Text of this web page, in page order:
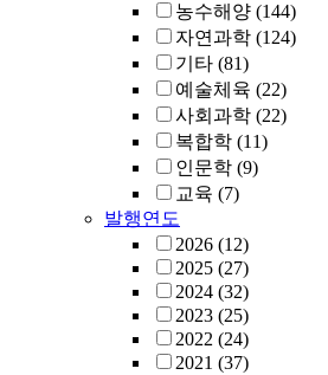
농수해양 (144)
자연과학 (124)
기타 (81)
예술체육 (22)
사회과학 (22)
복합학 (11)
인문학 (9)
교육 (7)
발행연도
2026 (12)
2025 (27)
2024 (32)
2023 (25)
2022 (24)
2021 (37)